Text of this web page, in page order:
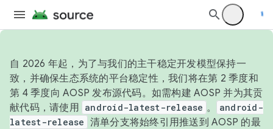
自 2026 年起，为了与我们的主干稳定开发模型保持一
致，并确保生态系统的平台稳定性，我们将在第 2 季度和
第 4 季度向 AOSP 发布源代码。如需构建 AOSP 并为其贡
献代码，请使用 android-latest-release 。
android-
latest-release 清单分支将始终引用推送到 AOSP 的最